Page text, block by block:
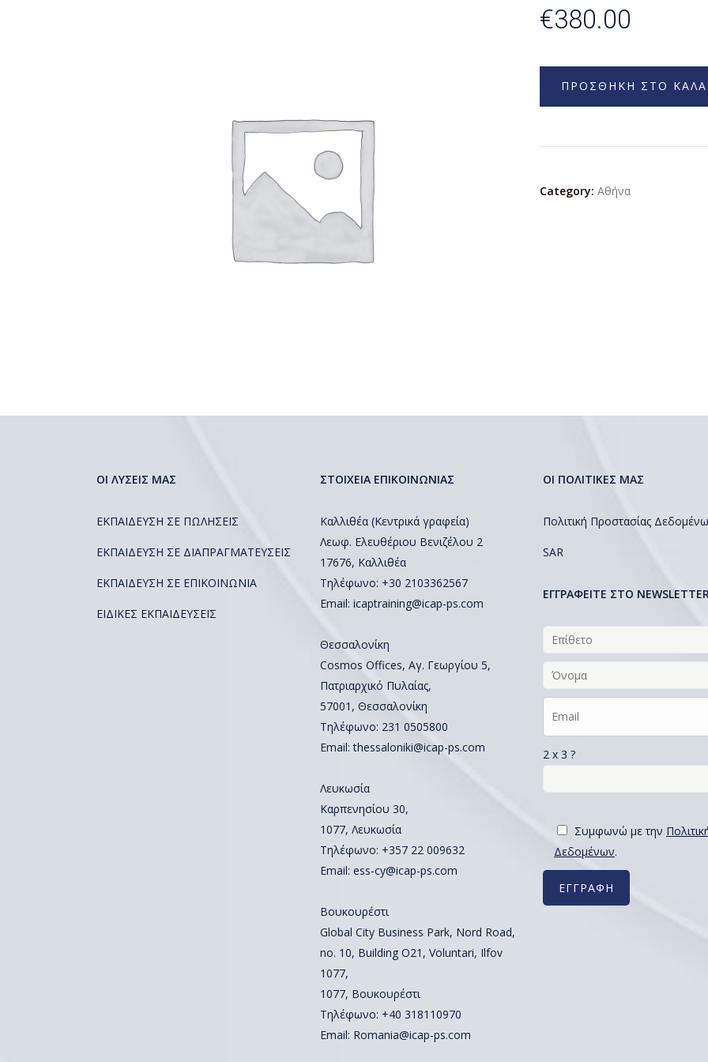
€380.00
ΠΡΟΣΘΗΚΗ ΣΤΟ
Category: Αθήνα
ΟΙ ΛΥΣΕΙΣ ΜΑΣ
ΕΚΠΑΙΔΕΥΣΗ ΣΕ ΠΩΛΗΣΕΙΣ
ΕΚΠΑΙΔΕΥΣΗ ΣΕ ΔΙΑΠΡΑΓΜΑΤΕΥΣΕΙΣ
ΕΚΠΑΙΔΕΥΣΗ ΣΕ ΕΠΙΚΟΙΝΩΝΙΑ
ΕΙΔΙΚΕΣ ΕΚΠΑΙΔΕΥΣΕΙΣ
ΣΤΟΙΧΕΙΑ ΕΠΙΚΟΙΝΩΝΙΑΣ
Καλλιθέα (Κεντρικά γραφεία)
Λεωφ. Ελευθέριου Βενιζέλου 2
17676, Καλλιθέα
Τηλέφωνο: +30 2103362567
Email: icaptraining@icap-ps.com
Θεσσαλονίκη
Cosmos Offices, Αγ. Γεωργίου 5,
Πατριαρχικό Πυλαίας,
57001, Θεσσαλονίκη
Τηλέφωνο: 231 0505800
Email:thessaloniki@icap-ps.com
Λευκωσία
Καρπενησίου 30,
1077, Λευκωσία
Τηλέφωνο: +357 22 009632
Email: ess-cy@icap-ps.com
Βουκουρέστι
Global City Business Park, Nord Road,
no. 10, Building O21, Voluntari, Ilfov
1077,
1077, Βουκουρέστι
Τηλέφωνο: +40 318110970
Email: Romania@icap-ps.com
ΟΙ ΠΟΛΙΤΙΚΕΣ ΜΑΣ
Πολιτική Προστασίας
SAR
EΓΓΡΑΦΕΙΤΕ ΣΤΟ
2 x 3 ?
Συμφωνώ με την
Δεδομένων.